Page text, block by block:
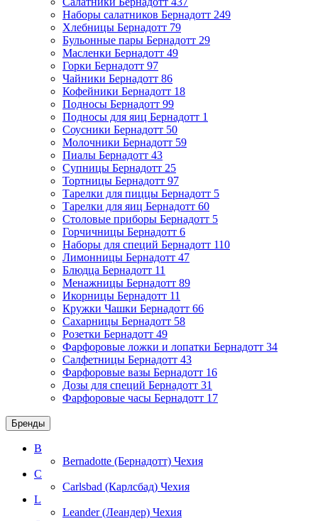
Наборы салатников Бернадотт 249
Хлебницы Бернадотт 79
Бульонные пары Бернадотт 29
Масленки Бернадотт 49
Горки Бернадотт 97
Чайники Бернадотт 86
Кофейники Бернадотт 18
Подносы Бернадотт 99
Подносы для яиц Бернадотт 1
Соусники Бернадотт 50
Молочники Бернадотт 59
Пиалы Бернадотт 43
Супницы Бернадотт 25
Тортницы Бернадотт 97
Тарелки для пиццы Бернадотт 5
Тарелки для яиц Бернадотт 60
Столовые приборы Бернадотт 5
Горчичницы Бернадотт 6
Наборы для специй Бернадотт 110
Лимонницы Бернадотт 47
Блюдца Бернадотт 11
Менажницы Бернадотт 89
Икорницы Бернадотт 11
Кружки Чашки Бернадотт 66
Сахарницы Бернадотт 58
Розетки Бернадотт 49
Фарфоровые ложки и лопатки Бернадотт 34
Салфетницы Бернадотт 43
Фарфоровые вазы Бернадотт 16
Дозы для специй Бернадотт 31
Фарфоровые часы Бернадотт 17
Бренды
B
Bernadotte (Бернадотт) Чехия
C
Carlsbad (Карлсбад) Чехия
L
Leander (Леандер) Чехия